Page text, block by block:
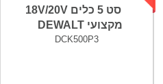
סט 5 כלים 18V/20V
מקצועי DEWALT
DCK500P3